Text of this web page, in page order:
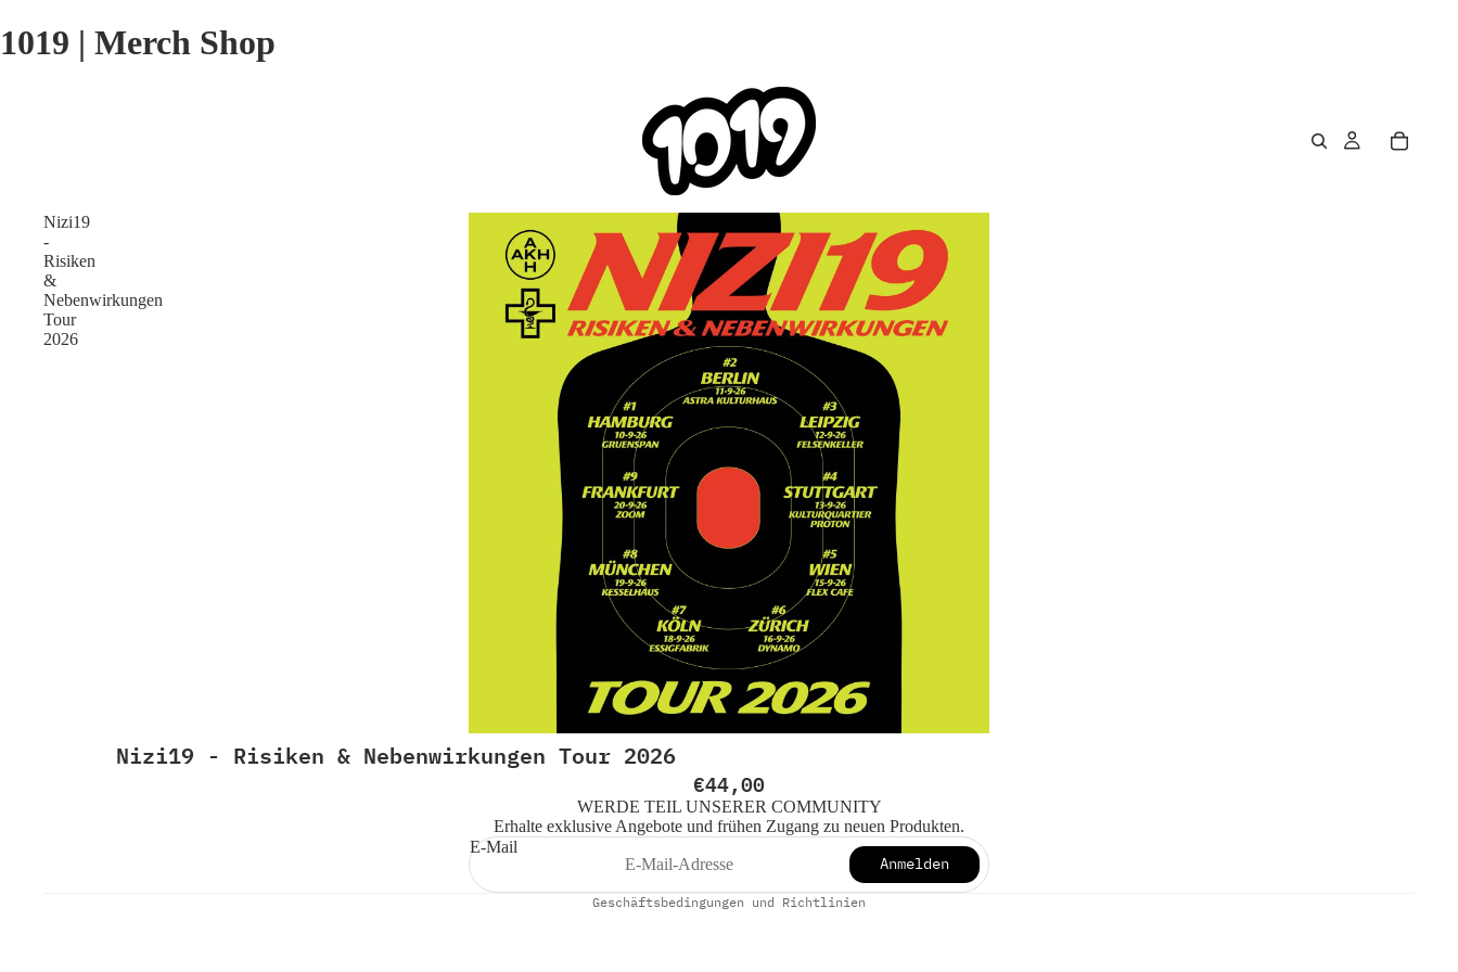
1019 | Merch Shop
Nizi19
-
Risiken
&
Nebenwirkungen
Tour
2026
Nizi19 - Risiken & Nebenwirkungen Tour 2026
€44,00
WERDE TEIL UNSERER COMMUNITY
Erhalte exklusive Angebote und frühen Zugang zu neuen Produkten.
E-Mail
Anmelden
Geschäftsbedingungen und Richtlinien
Datenschutzerklärung
Impressum
Versand
Kontaktinformationen